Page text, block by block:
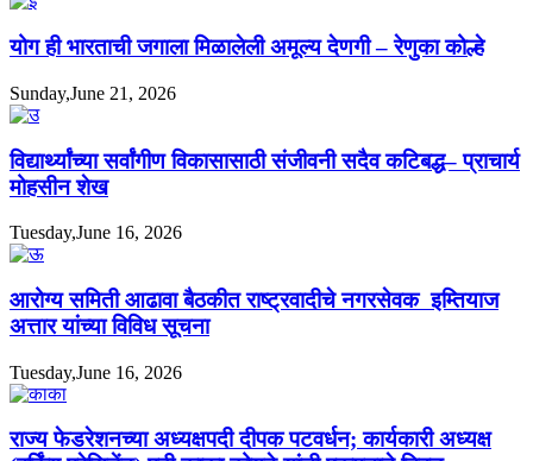
योग ही भारताची जगाला मिळालेली अमूल्य देणगी – रेणुका कोल्हे
Sunday,June 21, 2026
विद्यार्थ्यांच्या सर्वांगीण विकासासाठी संजीवनी सदैव कटिबद्ध– प्राचार्य
मोहसीन शेख
Tuesday,June 16, 2026
आरोग्य समिती आढावा बैठकीत राष्ट्रवादीचे नगरसेवक इम्तियाज
अत्तार यांच्या विविध सूचना
Tuesday,June 16, 2026
राज्य फेडरेशनच्या अध्यक्षपदी दीपक पटवर्धन; कार्यकारी अध्यक्ष